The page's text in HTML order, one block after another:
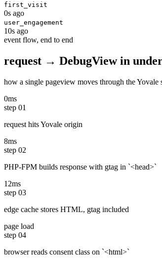
first_visit
0s ago
user_engagement
10s ago
event flow, end to end
request → DebugView in
how a single pageview moves through the Yovale
0ms
step 01
request hits Yovale origin
8ms
step 02
PHP-FPM builds response with gtag in `<head>`
12ms
step 03
edge cache stores HTML, gtag included
page load
step 04
browser reads consent class on `<html>`